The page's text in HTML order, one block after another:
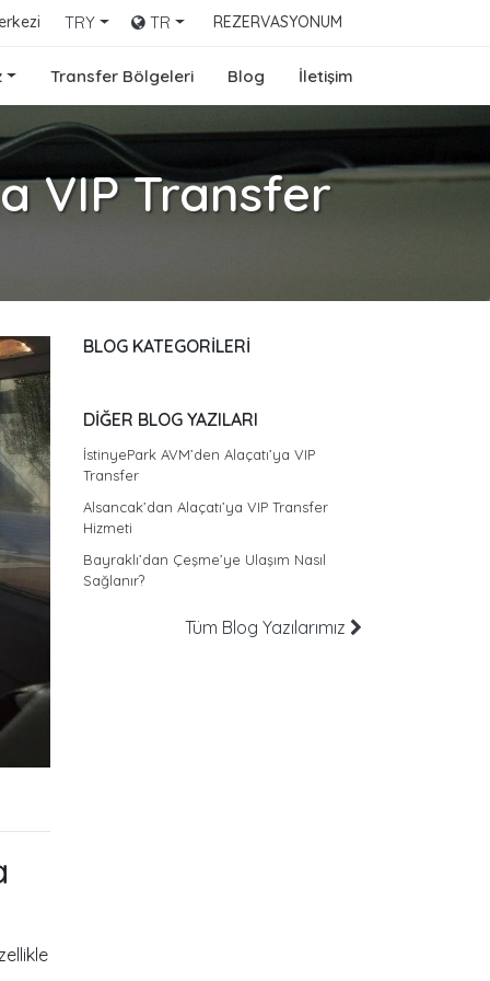
TRY TR REZERVASYONUM
Transfer Bölgeleri Blog İletişim
VIP Transfer
BLOG KATEGORİLERİ
DİĞER BLOG YAZILARI
İstinyePark AVM’den Alaçatı’ya VIP
Transfer
Alsancak’dan Alaçatı’ya VIP Transfer
Hizmeti
Bayraklı’dan Çeşme’ye Ulaşım Nasıl
Sağlanır?
Tüm Blog Yazılarımız